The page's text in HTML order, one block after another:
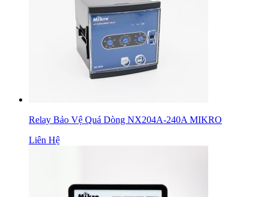
Relay Bảo Vệ Quá Dòng NX204A-240A MIKRO
Liên Hệ